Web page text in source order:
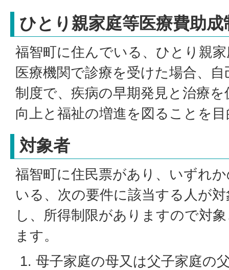
ひとり親家庭等医療費助成
福智町に住んでいる、ひとり親
医療機関で診療を受けた場合、
制度で、疾病の早期発見と治療
向上と福祉の増進を図ることを
対象者
福智町に住民票があり、いずれ
いる、次の要件に該当する人が
し、所得制限がありますので対
ます。
母子家庭の母又は父子家庭の